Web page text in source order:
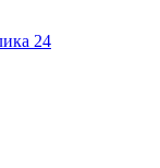
24